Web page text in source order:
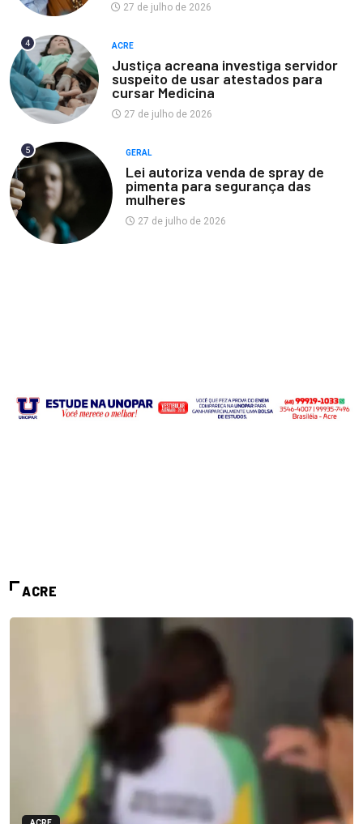
27 de julho de 2026
4 ACRE
Justiça acreana investiga servidor
suspeito de usar atestados para
cursar Medicina
27 de julho de 2026
5 GERAL
Lei autoriza venda de spray de
pimenta para segurança das
mulheres
27 de julho de 2026
ACRE